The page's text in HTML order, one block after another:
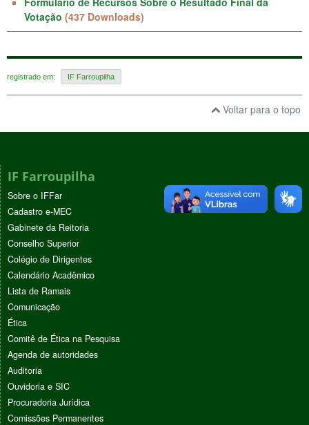
Votação (437 Downloads)
registrado em: IF Farroupilha
Voltar para o topo
IF Farroupilha
Sobre o IFFar
Cadastro e-MEC
Gabinete da Reitoria
Conselho Superior
Colégio de Dirigentes
Calendário Acadêmico
Lista de Ramais
Comunicação
Ética
Comitê de Ética na Pesquisa
Agenda de autoridades
Auditoria
Ouvidoria e SIC
Procuradoria Jurídica
Comissões Permanentes